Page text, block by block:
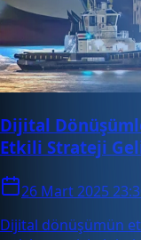
Dijital
Etkili Strateji
26 Mart 2025
Dijital dönüşümün